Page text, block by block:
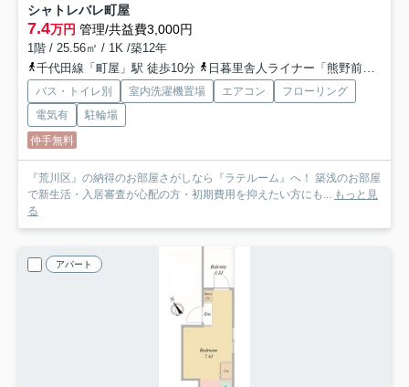
シャトレバレ町屋
7.4万円 管理/共益費3,000円
1階 / 25.56㎡ / 1K /築12年
千代田線「町屋」駅 徒歩10分
日暮里舎人ライナー「熊野前」駅 徒歩7分
バス・トイレ別 室内洗濯機置場 エアコン
フローリング
電気有
駐輪場
仲手無料
『荒川区』の納得のお部屋さがしなら『ラテルーム』へ！ 築浅のお部屋
で新生活・入居審査が心配の方・初期費用を抑えたい方にも... もっと見
る
アパート